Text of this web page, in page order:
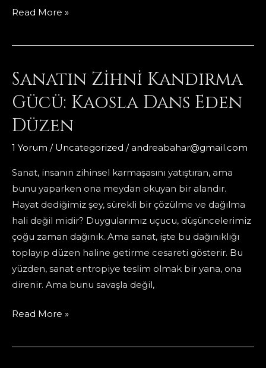
Asimetri
Simetri:
ve
Sanatta
Denge
Arayışı
Read More »
Sanatın Zihni Kandırma
Gücü: Kaosla Dans Eden
Düzen
1 Yorum / Uncategorized /andreabahar@gmail.com
Sanat, insanın zihinsel karmaşasını yatıştıran, ama
bunu yaparken ona meydan okuyan bir alandır.
Hayat dediğimiz şey, sürekli bir çözülme ve dağılma
hali değil midir? Duygularımız uçucu, düşüncelerimiz
çoğu zaman dağınık. Ama sanat, işte bu dağınıklığı
toplayıp düzen haline getirme cesareti gösterir. Bu
yüzden, sanat entropiye teslim olmak bir yana, ona
direnir. Ama bunu savaşla değil,
Sanatın
Kandırma
Read More »